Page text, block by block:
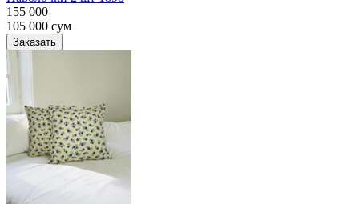
155 000
105 000 сум
Заказать